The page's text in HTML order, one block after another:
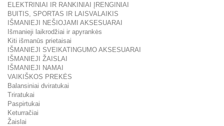
ELEKTRINIAI IR RANKINIAI ĮRENGINIAI
BUITIS, SPORTAS IR LAISVALAIKIS
IŠMANIEJI NEŠIOJAMI AKSESUARAI
Išmanieji laikrodžiai ir apyrankės
Kiti išmanūs prietaisai
IŠMANIEJI SVEIKATINGUMO AKSESUARAI
IŠMANIEJI ŽAISLAI
IŠMANIEJI NAMAI
VAIKIŠKOS PREKĖS
Balansiniai dviratukai
Triratukai
Paspirtukai
Keturračiai
Žaislai